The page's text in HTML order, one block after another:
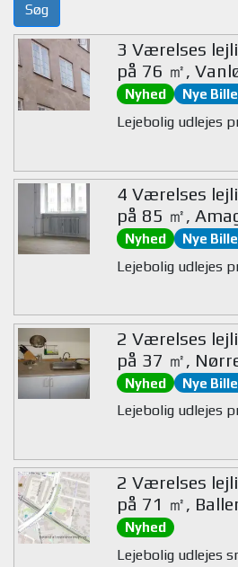
Søg
3 Værelses
på 76 ㎡,
Nyhed Nye
Lejebolig udlejes
4 Værelses
på 85 ㎡,
Nyhed Nye
Lejebolig udlejes
2 Værelses
på 37 ㎡,
Nyhed Nye
Lejebolig udlejes
2 Værelses
på 71 ㎡,
Nyhed
Lejebolig udlejes